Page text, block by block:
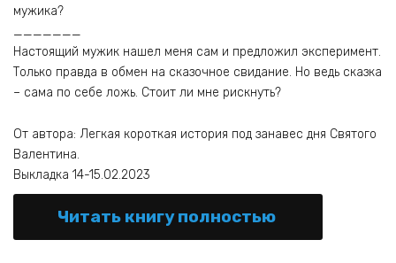
мужика?
_______
Настоящий мужик нашел меня сам и предложил эксперимент.
Только правда в обмен на сказочное свидание. Но ведь сказка
– сама по себе ложь. Стоит ли мне рискнуть?
От автора: Легкая короткая история под занавес дня Святого
Валентина.
Выкладка 14-15.02.2023
Читать книгу полностью